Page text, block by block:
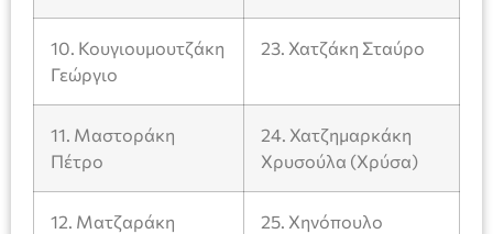
10. Κουγιουμουτζάκη
Γεώργιο
23. Χατζάκη Σταύρο
11. Μαστοράκη
Πέτρο
24. Χατζημαρκάκη
Χρυσούλα (Χρύσα)
12. Ματζαράκη
25. Χηνόπουλο